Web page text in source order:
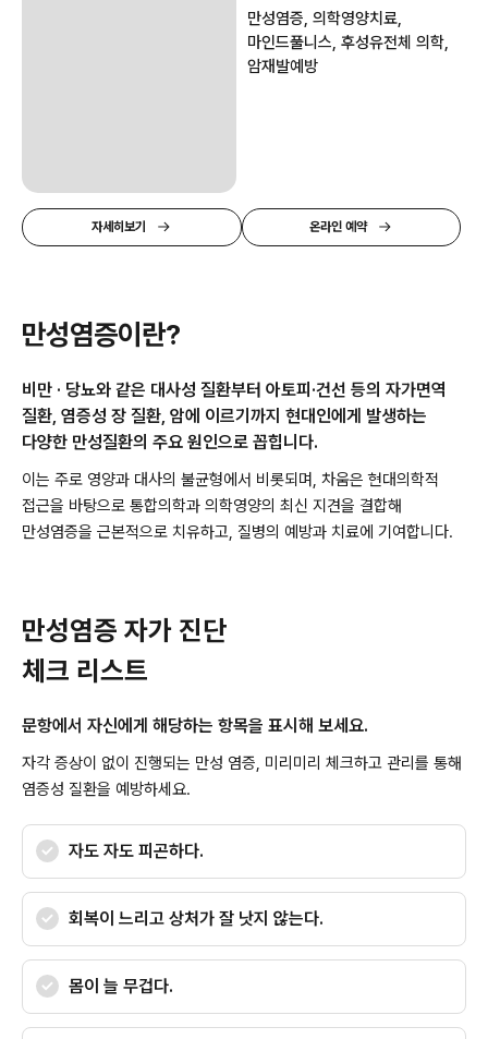
만성염증, 의학영양치료,
마인드풀니스, 후성유전체 의학,
암재발예방
자세히보기 온라인 예약
만성염증이란?
비만 · 당뇨와 같은 대사성 질환부터 아토피·건선 등의 자가면역
질환, 염증성 장 질환, 암에 이르기까지 현대인에게 발생하는
다양한 만성질환의 주요 원인으로 꼽힙니다.
이는 주로 영양과 대사의 불균형에서 비롯되며, 차움은 현대의학적
접근을 바탕으로 통합의학과 의학영양의 최신 지견을 결합해
만성염증을 근본적으로 치유하고, 질병의 예방과 치료에 기여합니다.
만성염증 자가 진단
체크 리스트
문항에서 자신에게 해당하는 항목을 표시해 보세요.
자각 증상이 없이 진행되는 만성 염증, 미리미리 체크하고 관리를 통해
염증성 질환을 예방하세요.
자도 자도 피곤하다.
회복이 느리고 상처가 잘 낫지 않는다.
몸이 늘 무겁다.